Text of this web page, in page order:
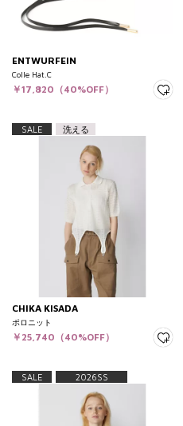
ENTWURFEIN
Colle Hat.C
￥17,820（40%OFF）
SALE 洗える
CHIKA KISADA
ポロニット
￥25,740（40%OFF）
SALE 2026SS